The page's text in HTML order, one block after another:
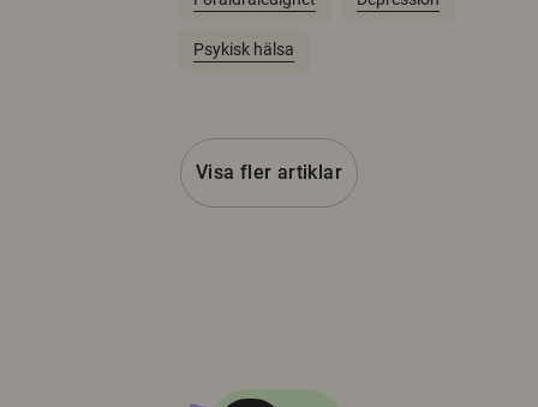
Psykisk hälsa
Visa fler artiklar